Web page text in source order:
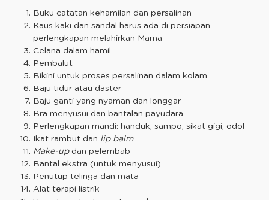
Buku catatan kehamilan dan persalinan
Kaus kaki dan sandal harus ada di persiapan
perlengkapan melahirkan Mama
Celana dalam hamil
Pembalut
Bikini untuk proses persalinan dalam kolam
Baju tidur atau daster
Baju ganti yang nyaman dan longgar
Bra menyusui dan bantalan payudara
Perlengkapan mandi: handuk, sampo, sikat gigi, odol
Ikat rambut dan lip balm
Make-updan pelembab
Bantal ekstra (untuk menyusui)
Penutup telinga dan mata
Alat terapi listrik